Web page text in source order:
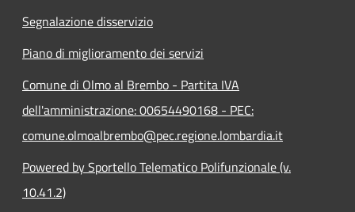
Segnalazione disservizio
Piano di miglioramento dei servizi
Comune di Olmo al Brembo - Partita IVA
dell'amministrazione: 00654490168 - PEC:
comune.olmoalbrembo@pec.regione.lombardia.it
Powered by Sportello Telematico Polifunzionale (v.
10.41.2)